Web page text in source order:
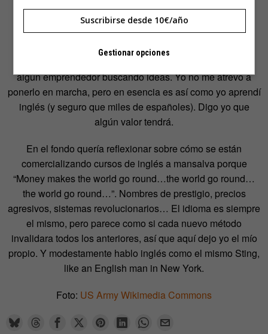
metiendo el dedo en la salsa’.
Nota importante: en fin, esta noticia al estilo de El Mundo
Today, evidentemente es falsa. Pero es un regalo para
algún emprendedor buscando ideas. Yo no me atrevo a
ponerlo en marcha, pero en esencia es así como yo aprendí
inglés (y seguro que miles de españoles). Digo yo que
algún valor tendrá.
En el fondo quería reflexionar sobre cómo se están
comercializando cursos de inglés a mansalva porque
“Money makes the world go round…the world go round…
the world go round…”. Nombres de prestigio, precios
agresivos, sistemas revolucionarios… El idioma es siempre
el mismo, pero parece como si cada nuevo método
invalidara todos los anteriores, así que aquí dejo yo el mío
propio. Y modestamente hablo inglés como el mismo Sting,
like an English man in New York.
Foto: US ArmyWikimedia Commons
Suscribirse desde 10€/año
Gestionar opciones